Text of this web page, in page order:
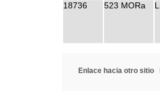
18736 523 MORa
Enlace hacia otro sitio